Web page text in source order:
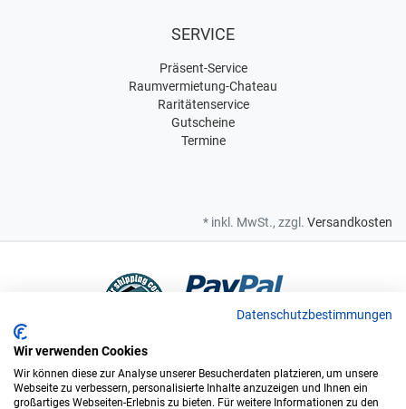
SERVICE
Präsent-Service
Raumvermietung-Chateau
Raritätenservice
Gutscheine
Termine
* inkl. MwSt., zzgl. Versandkosten
Bei uns sind Sie in sicheren Händen
Datenschutzbestimmungen
Wir verwenden Cookies
Wir können diese zur Analyse unserer Besucherdaten platzieren, um unsere
Webseite zu verbessern, personalisierte Inhalte anzuzeigen und Ihnen ein
großartiges Webseiten-Erlebnis zu bieten. Für weitere Informationen zu den